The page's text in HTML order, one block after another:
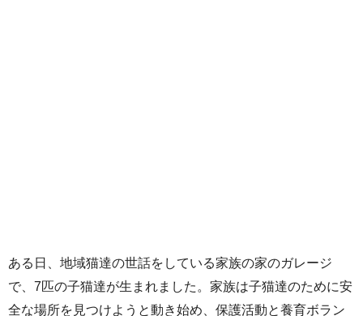
ある日、地域猫達の世話をしている家族の家のガレージ
で、7匹の子猫達が生まれました。家族は子猫達のために安
全な場所を見つけようと動き始め、保護活動と養育ボラン